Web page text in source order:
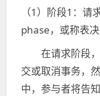
（1）阶段1：
phase，或称表
在请求阶段，
交或取消事务，
中，参与者将告